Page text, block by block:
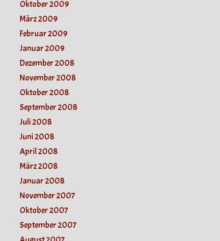
Oktober 2009
März 2009
Februar 2009
Januar 2009
Dezember 2008
November 2008
Oktober 2008
September 2008
Juli 2008
Juni 2008
April 2008
März 2008
Januar 2008
November 2007
Oktober 2007
September 2007